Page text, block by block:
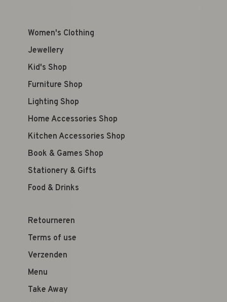
Women's Clothing
Jewellery
Kid's Shop
Furniture Shop
Lighting Shop
Home Accessories Shop
Kitchen Accessories Shop
Book & Games Shop
Stationery & Gifts
Food & Drinks
Retourneren
Terms of use
Verzenden
Menu
Take Away